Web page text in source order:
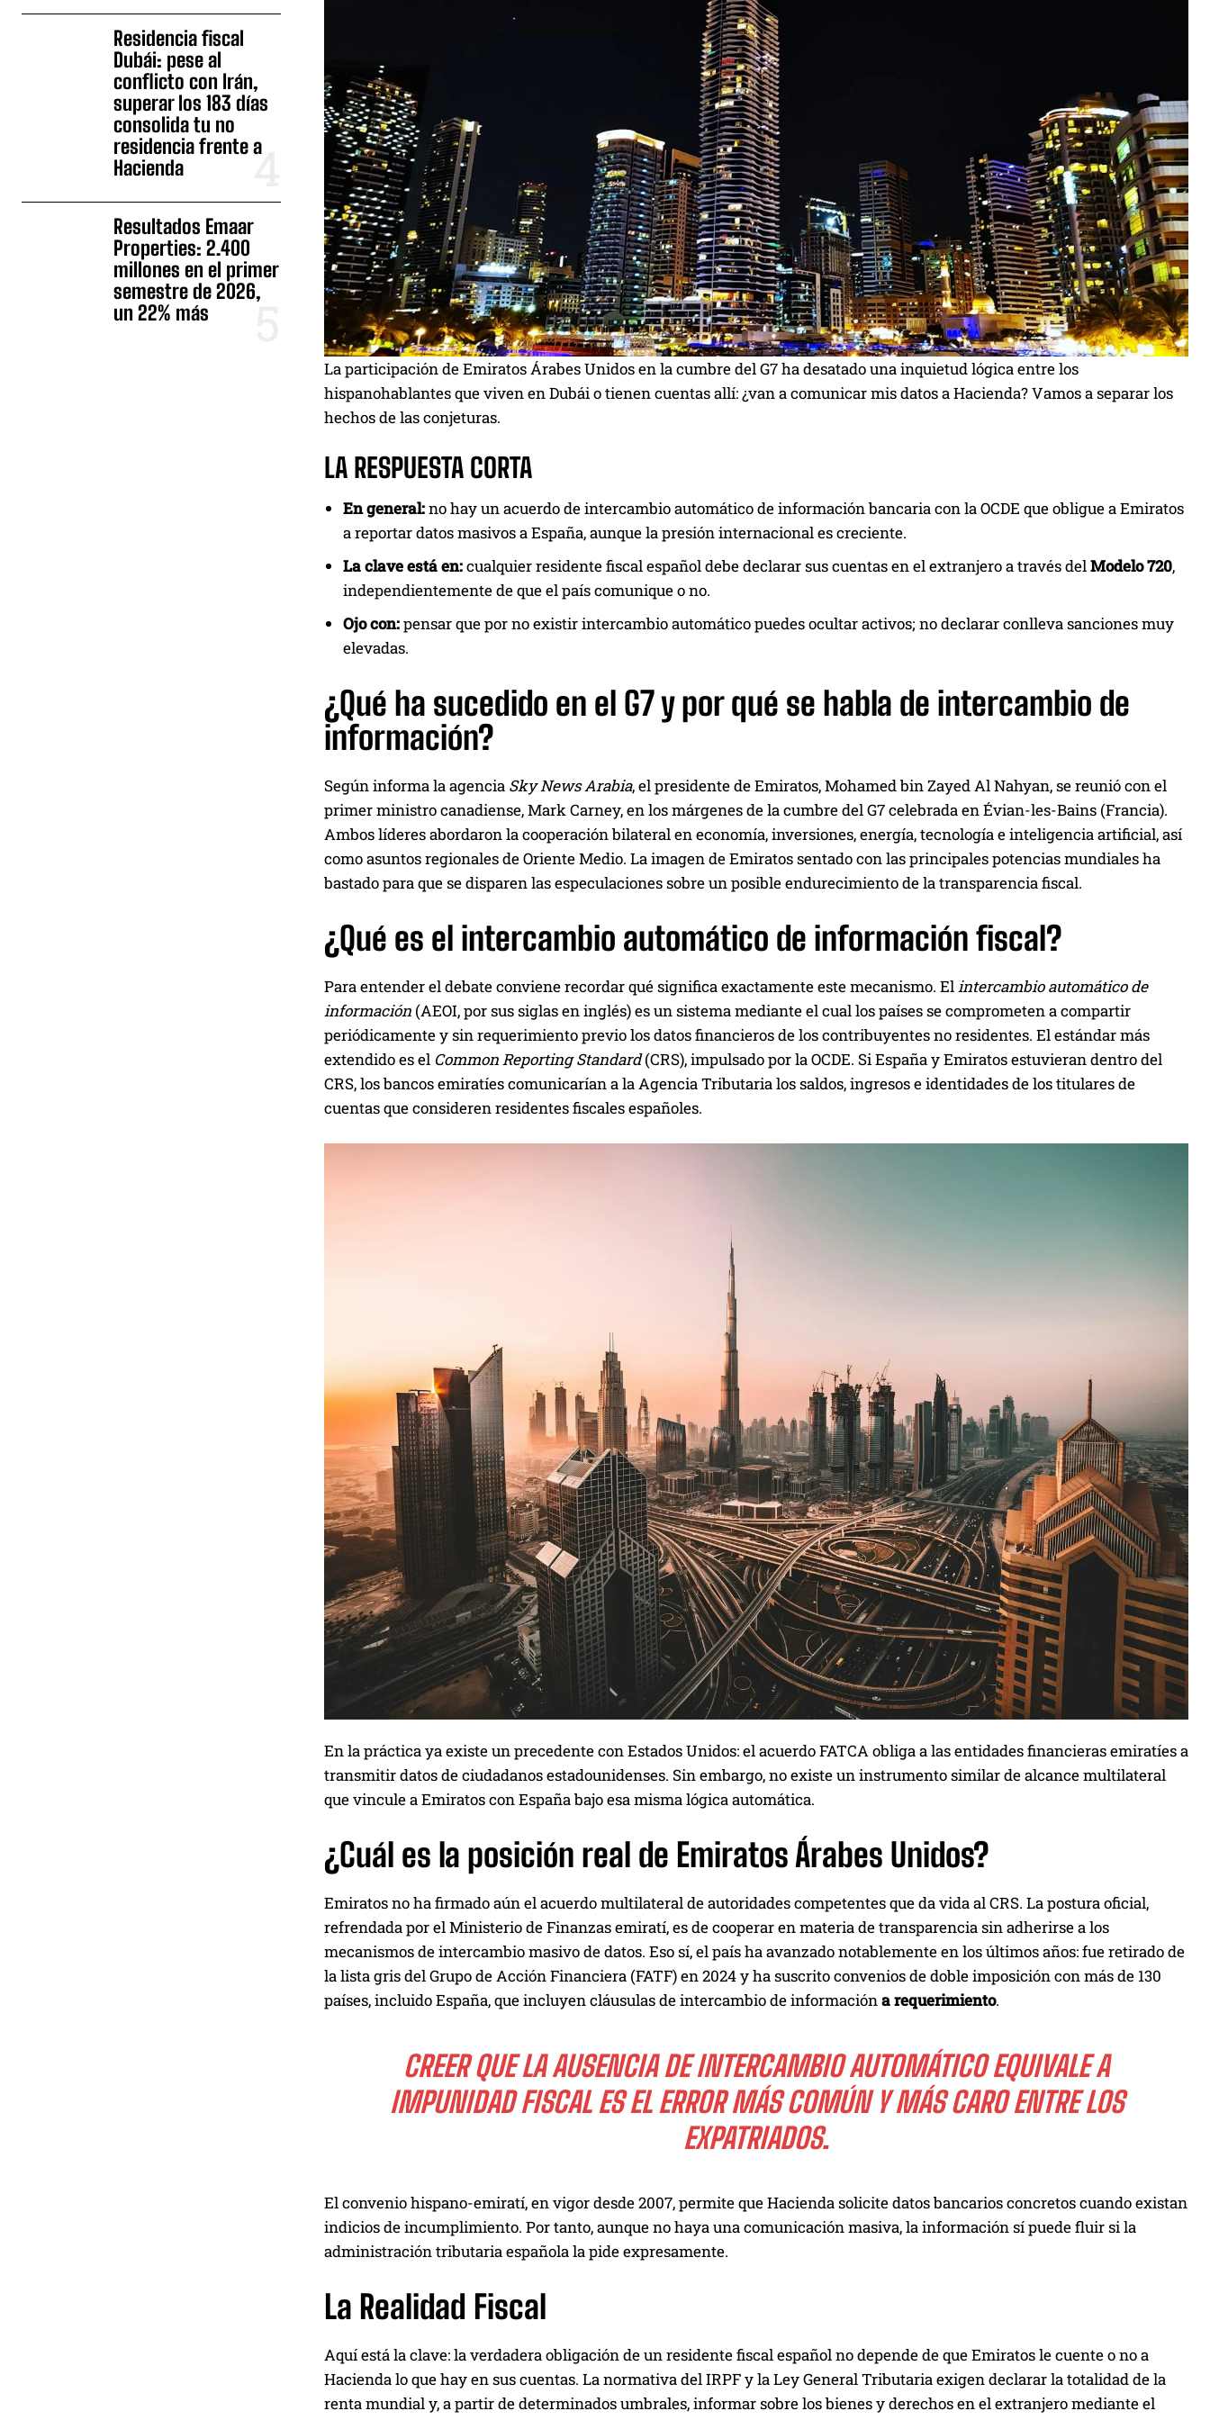
Residencia fiscal
Dubái: pese al
conflicto con Irán,
superar los 183 días
consolida tu no
residencia frente a
Hacienda
Resultados Emaar
Properties: 2.400
millones en el primer
semestre de 2026,
un 22% más
La participación de Emiratos Árabes Unidos en la cumbre del G7 ha desatado una inquietud lógica entre los
hispanohablantes que viven en Dubái o tienen cuentas allí: ¿van a comunicar mis datos a Hacienda? Vamos a separar los
hechos de las conjeturas.
LA RESPUESTA CORTA
En general:no hay un acuerdo de intercambio automático de información bancaria con la OCDE que obligue a Emiratos
a reportar datos masivos a España, aunque la presión internacional es creciente.
La clave está en:cualquier residente fiscal español debe declarar sus cuentas en el extranjero a través delModelo 720,
independientemente de que el país comunique o no.
Ojo con:pensar que por no existir intercambio automático puedes ocultar activos; no declarar conlleva sanciones muy
elevadas.
¿Qué ha sucedido en el G7 y por qué se habla de intercambio de
información?
Según informa la agencia Sky News Arabia, el presidente de Emiratos, Mohamed bin Zayed Al Nahyan, se reunió con el
primer ministro canadiense, Mark Carney, en los márgenes de la cumbre del G7 celebrada en Évian-les-Bains (Francia).
Ambos líderes abordaron la cooperación bilateral en economía, inversiones, energía, tecnología e inteligencia artificial, así
como asuntos regionales de Oriente Medio. La imagen de Emiratos sentado con las principales potencias mundiales ha
bastado para que se disparen las especulaciones sobre un posible endurecimiento de la transparencia fiscal.
¿Qué es el intercambio automático de información fiscal?
Para entender el debate conviene recordar qué significa exactamente este mecanismo. Elintercambio automático de
información (AEOI, por sus siglas en inglés) es un sistema mediante el cual los países se comprometen a compartir
periódicamente y sin requerimiento previo los datos financieros de los contribuyentes no residentes. El estándar más
extendido es el Common Reporting Standard(CRS), impulsado por la OCDE. Si España y Emiratos estuvieran dentro del
CRS, los bancos emiratíes comunicarían a la Agencia Tributaria los saldos, ingresos e identidades de los titulares de
cuentas que consideren residentes fiscales españoles.
En la práctica ya existe un precedente con Estados Unidos: el acuerdo FATCA obliga a las entidades financieras emiratíes a
transmitir datos de ciudadanos estadounidenses. Sin embargo, no existe un instrumento similar de alcance multilateral
que vincule a Emiratos con España bajo esa misma lógica automática.
¿Cuál es la posición real de Emiratos Árabes Unidos?
Emiratos no ha firmado aún el acuerdo multilateral de autoridades competentes que da vida al CRS. La postura oficial,
refrendada por el Ministerio de Finanzas emiratí, es de cooperar en materia de transparencia sin adherirse a los
mecanismos de intercambio masivo de datos. Eso sí, el país ha avanzado notablemente en los últimos años: fue retirado de
la lista gris del Grupo de Acción Financiera (FATF) en 2024 y ha suscrito convenios de doble imposición con más de 130
países, incluido España, que incluyen cláusulas de intercambio de informacióna requerimiento.
CREER QUE LA AUSENCIA DE INTERCAMBIO AUTOMÁTICO EQUIVALE A
IMPUNIDAD FISCAL ES EL ERROR MÁS COMÚN Y MÁS CARO ENTRE LOS
EXPATRIADOS.
El convenio hispano-emiratí, en vigor desde 2007, permite que Hacienda solicite datos bancarios concretos cuando existan
indicios de incumplimiento. Por tanto, aunque no haya una comunicación masiva, la información sí puede fluir si la
administración tributaria española la pide expresamente.
La Realidad Fiscal
Aquí está la clave: la verdadera obligación de un residente fiscal español no depende de que Emiratos le cuente o no a
Hacienda lo que hay en sus cuentas. La normativa del IRPF y la Ley General Tributaria exigen declarar la totalidad de la
renta mundial y, a partir de determinados umbrales, informar sobre los bienes y derechos en el extranjero mediante el